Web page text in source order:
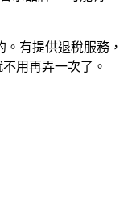
。有提供退稅服務，
用再弄一次了。